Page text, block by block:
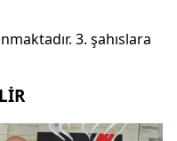
3. şahıslara